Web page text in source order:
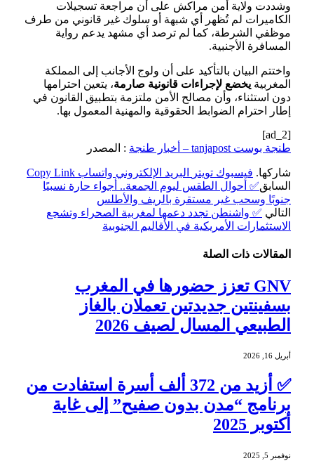
وشددت ولاية أمن مراكش على أن مراجعة تسجيلات
الكاميرات لم تُظهر أي شبهة أو سلوك غير قانوني من طرف
موظفي الشرطة، كما لم ترصد أي مشهد يدعم رواية
المسافرة الأجنبية.
واختتم البيان بالتأكيد على أن ولوج الأجانب إلى المملكة
المغربية يخضع لإجراءات قانونية صارمة، يتعين احترامها
دون استثناء، وأن مصالح الأمن ملتزمة بتطبيق القانون في
إطار احترام الضوابط الحقوقية والمهنية المعمول بها.
[ad_2]
طنجة بوست tanjapost – أخبار طنجة
: المصدر
شاركها. فيسبوك تويتر البريد الإلكتروني واتساب Copy Link
السابق✅ أحوال الطقس ليوم الجمعة.. أجواء حارة نسبيًا
جنوبًا وسحب غير مستقرة بالريف والأطلس
التالي ✅ واشنطن تجدد دعمها لمغربية الصحراء وتشجع
الاستثمارات الأمريكية في الأقاليم الجنوبية
المقالات ذات الصلة
GNV تعزز حضورها في المغرب
بسفينتين جديدتين تعملان بالغاز
الطبيعي المسال لصيف 2026
أبريل 16, 2026
✅ أزيد من 372 ألف أسرة استفادت من
برنامج “مدن بدون صفيح” إلى غاية
أكتوبر 2025
نوفمبر 5, 2025